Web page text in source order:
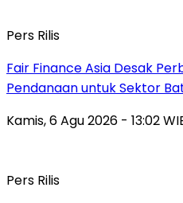
Pers Rilis
Fair Finance Asia Desak
Pendanaan untuk Sektor
Kamis, 6 Agu 2026 - 13:02
Pers Rilis